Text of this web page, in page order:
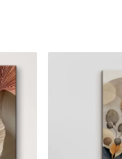
✓
✓
✓ Vászonhatású felület
✗ Környezetbarát anyag